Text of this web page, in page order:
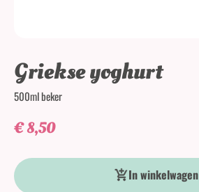
Griekse yoghurt
500ml beker
€8,50
Griekse yoghurt aantal
In winkelwagen